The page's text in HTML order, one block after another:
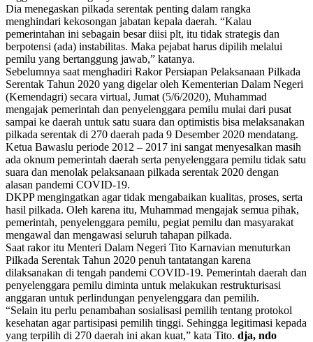
Dia menegaskan pilkada serentak penting dalam rangka
menghindari kekosongan jabatan kepala daerah. “Kalau
pemerintahan ini sebagain besar diisi plt, itu tidak strategis dan
berpotensi (ada) instabilitas. Maka pejabat harus dipilih melalui
pemilu yang bertanggung jawab,” katanya.
Sebelumnya saat menghadiri Rakor Persiapan Pelaksanaan Pilkada
Serentak Tahun 2020 yang digelar oleh Kementerian Dalam Negeri
(Kemendagri) secara virtual, Jumat (5/6/2020), Muhammad
mengajak pemerintah dan penyelenggara pemilu mulai dari pusat
sampai ke daerah untuk satu suara dan optimistis bisa melaksanakan
pilkada serentak di 270 daerah pada 9 Desember 2020 mendatang.
Ketua Bawaslu periode 2012 – 2017 ini sangat menyesalkan masih
ada oknum pemerintah daerah serta penyelenggara pemilu tidak satu
suara dan menolak pelaksanaan pilkada serentak 2020 dengan
alasan pandemi COVID-19.
DKPP mengingatkan agar tidak mengabaikan kualitas, proses, serta
hasil pilkada. Oleh karena itu, Muhammad mengajak semua pihak,
pemerintah, penyelenggara pemilu, pegiat pemilu dan masyarakat
mengawal dan mengawasi seluruh tahapan pilkada.
Saat rakor itu Menteri Dalam Negeri Tito Karnavian menuturkan
Pilkada Serentak Tahun 2020 penuh tantatangan karena
dilaksanakan di tengah pandemi COVID-19. Pemerintah daerah dan
penyelenggara pemilu diminta untuk melakukan restrukturisasi
anggaran untuk perlindungan penyelenggara dan pemilih.
“Selain itu perlu penambahan sosialisasi pemilih tentang protokol
kesehatan agar partisipasi pemilih tinggi. Sehingga legitimasi kepada
yang terpilih di 270 daerah ini akan kuat,” kata Tito. dja, ndo